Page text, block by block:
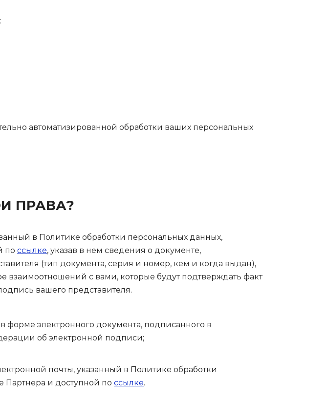
автоматизированной обработки ваших персональных
ПРАВА?
в Политике обработки персональных данных,
по ссылке, указав в нем сведения о документе,
(тип документа, серия и номер, кем и когда выдан),
с вами, которые будут подтверждать факт
вашего представителя.
форме электронного документа, подписанного в
об электронной подписи;
почты, указанный в Политике обработки
и доступной по ссылке.